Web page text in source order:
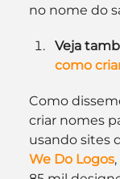
no nome do
Veja
como
Como
criar nomes
usando sites
We Do Logos